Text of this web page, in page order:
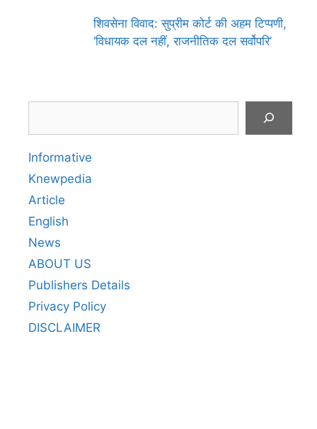
शिवसेना विवाद: सुप्रीम कोर्ट की अहम टिप्पणी,
‘विधायक दल नहीं, राजनीतिक दल सर्वोपरि’
Informative
Knewpedia
Article
English
News
ABOUT US
Publishers Details
Privacy Policy
DISCLAIMER